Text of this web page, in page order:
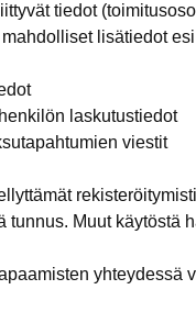
tiedot
lisätiedot
laskutustiedot
viestit
tunnus. Muut käytöstä
yhteydessä